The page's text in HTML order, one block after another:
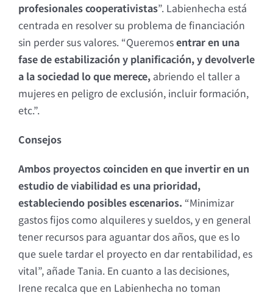
profesionales cooperativistas”. Labienhecha está
centrada en resolver su problema de financiación
sin perder sus valores. “Queremosentrar en una
fase de estabilización y planificación, y devolverle
a la sociedad lo que merece, abriendo el taller a
mujeres en peligro de exclusión, incluir formación,
etc.”.
Consejos
Ambos proyectos coinciden en que invertir en un
estudio de viabilidad es una prioridad,
estableciendo posibles escenarios. “Minimizar
gastos fijos como alquileres y sueldos, y en general
tener recursos para aguantar dos años, que es lo
que suele tardar el proyecto en dar rentabilidad, es
vital”, añade Tania. En cuanto a las decisiones,
Irene recalca que en Labienhecha no toman